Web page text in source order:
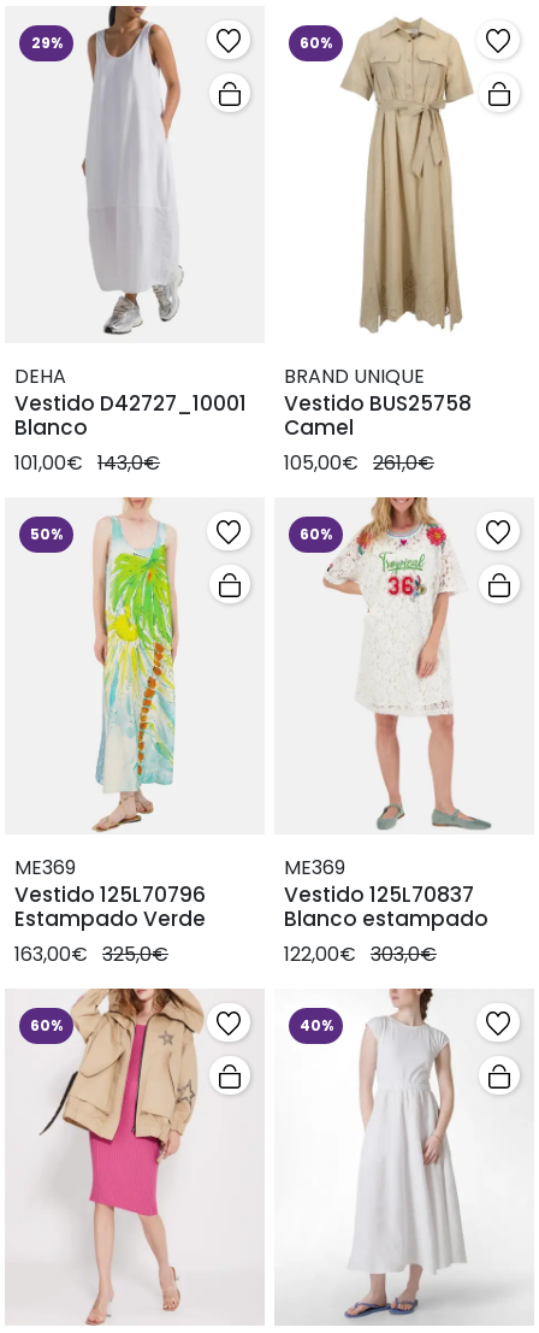
29%
DEHA
Vestido D42727_10001
Blanco
101,00€ 143,0€
60%
BRAND UNIQUE
Vestido BUS25758
Camel
105,00€ 261,0€
50%
ME369
Vestido 125L70796
Estampado Verde
163,00€ 325,0€
60%
ME369
Vestido 125L70837
Blanco estampado
122,00€ 303,0€
60% 40%